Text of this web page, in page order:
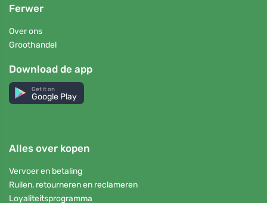
Ferwer
Over ons
Groothandel
Download de app
Get it on
Google Play
Alles over kopen
Vervoer en betaling
Ruilen, retourneren en reclameren
Loyaliteitsprogramma